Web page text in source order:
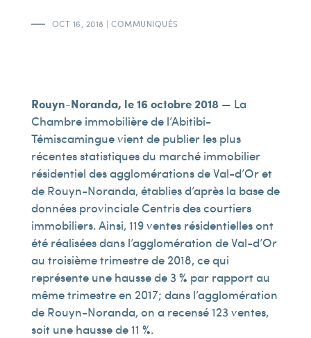
OCT 16, 2018 |COMMUNIQUÉS
Rouyn-Noranda, le 16 octobre 2018 — La
Chambre immobilière de l’Abitibi-
Témiscamingue vient de publier les plus
récentes statistiques du marché immobilier
résidentiel des agglomérations de Val-d’Or et
de Rouyn-Noranda, établies d’après la base de
données provinciale Centris des courtiers
immobiliers. Ainsi, 119 ventes résidentielles ont
été réalisées dans l’agglomération de Val-d’Or
au troisième trimestre de 2018, ce qui
représente une hausse de 3 % par rapport au
même trimestre en 2017; dans l’agglomération
de Rouyn-Noranda, on a recensé 123 ventes,
soit une hausse de 11 %.